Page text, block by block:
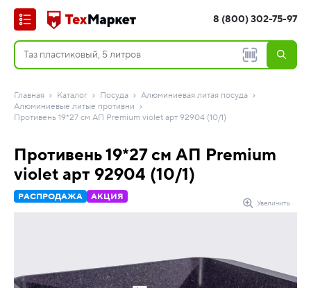
8 (800) 302-75-97
Главная Каталог Посуда
Алюминиевая литая посуда
Алюминиевые литые противни
Противень 19*27 см АП Premium violet арт 92904 (10/1)
Противень 19*27 см АП Premium
violet арт 92904 (10/1)
РАСПРОДАЖА АКЦИЯ
Увеличить